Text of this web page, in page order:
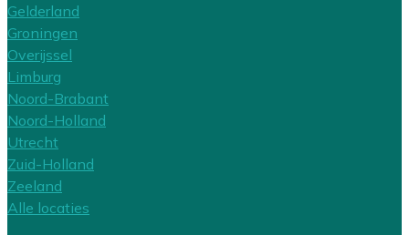
Gelderland
Groningen
Overijssel
Limburg
Noord-Brabant
Noord-Holland
Utrecht
Zuid-Holland
Zeeland
Alle locaties